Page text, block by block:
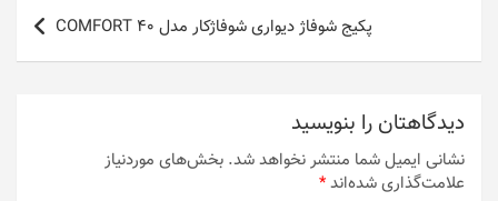
پکیج شوفاژ دیواری شوفاژکار مدل COMFORT 40
دیدگاهتان را بنویسید
نشانی ایمیل شما منتشر نخواهد شد. بخش‌های موردنیاز
علامت‌گذاری شده‌اند*